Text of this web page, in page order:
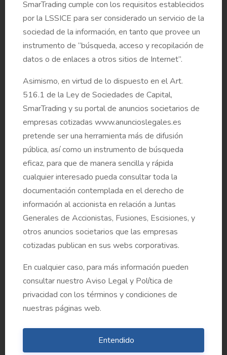
SmarTrading cumple con los requisitos establecidos
por la LSSICE para ser considerado un servicio de la
sociedad de la información, en tanto que provee un
instrumento de “búsqueda, acceso y recopilación de
datos o de enlaces a otros sitios de Internet”.
Asimismo, en virtud de lo dispuesto en el Art.
516.1 de la Ley de Sociedades de Capital,
SmarTrading y su portal de anuncios societarios de
empresas cotizadas www.anuncioslegales.es
pretende ser una herramienta más de difusión
pública, así como un instrumento de búsqueda
eficaz, para que de manera sencilla y rápida
cualquier interesado pueda consultar toda la
documentación contemplada en el derecho de
información al accionista en relación a Juntas
Generales de Accionistas, Fusiones, Escisiones, y
otros anuncios societarios que las empresas
cotizadas publican en sus webs corporativas.
En cualquier caso, para más información pueden
consultar nuestro Aviso Legal y Política de
privacidad con los términos y condiciones de
nuestras páginas web.
Entendido
Propuestas sobre la Política de remuneraciones de
los miembros del Consejo de Administración
Informe de la Comisión de Nombramiento y
Retribuciones sobre la Política de remuneraciones
de los miembros del Consejo de Administración de
Naturgy Energy Group S.A.
Informe de la Comisión de Auditoría y Control sobre
las actividades realizadas durante el ejercicio de
2019
Informe del Consejo de Administración sobre la
modificación de los Estatutos sociales
Informe del Consejo de Administración sobre la
modificación del Reglamento de la Junta General de